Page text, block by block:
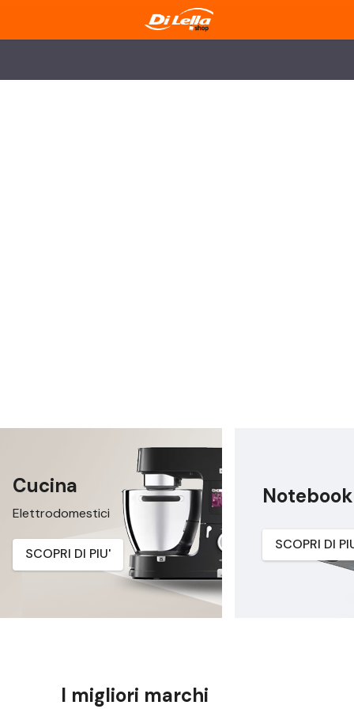
Cucina
Elettrodomestici
SCOPRI DI PIU'
Notebook
SCOPRI DI
I migliori marchi